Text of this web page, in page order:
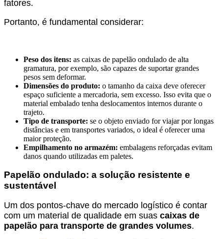
fatores.
Portanto, é fundamental considerar:
Peso dos itens: as caixas de papelão ondulado de alta
gramatura, por exemplo, são capazes de suportar grandes
pesos sem deformar.
Dimensões do produto: o tamanho da caixa deve oferecer
espaço suficiente a mercadoria, sem excesso. Isso evita que o
material embalado tenha deslocamentos internos durante o
trajeto.
Tipo de transporte: se o objeto enviado for viajar por longas
distâncias e em transportes variados, o ideal é oferecer uma
maior proteção.
Empilhamento no armazém: embalagens reforçadas evitam
danos quando utilizadas em paletes.
Papelão ondulado: a solução resistente e
sustentável
Um dos pontos-chave do mercado logístico é contar
com um material de qualidade em suas caixas de
papelão para transporte de grandes volumes.